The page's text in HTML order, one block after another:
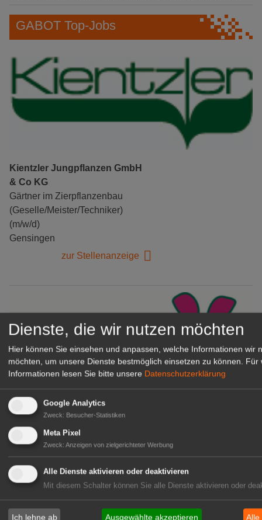
GABOT Top-Jobs
Kientzler Jungpflanzen GmbH
& Co KG
Gärtner im Zierpflanzenbau
(Geselle/Meister/Techniker)
(m/w/d)
Gensingen
zur Stellenanzeige
Gärtnerei Hanns
Mitarbeiter (m/w/d) für unsere
Logistikhalle
Herongen
zur Stellenanzeige
GABOT Immobilienangebote
Dienste, die wir nutzen möchten
Hier können Sie einsehen und anpassen, welche Informationen wir
möchten, um unsere Dienste bestmöglich einsetzen zu können. Für
Informationen lesen Sie bitte unsere Datenschutzerklärung
Google Analytics
Zweck: Besucher-Statistiken
Meta Pixel
Zweck: Anzeigen von zielgerichteter Werbung
Alle Dienste aktivieren oder deaktivieren
Mit diesem Schalter können Sie alle Dienste aktivieren oder
Ich lehne ab Ausgewählte akzeptieren Alle